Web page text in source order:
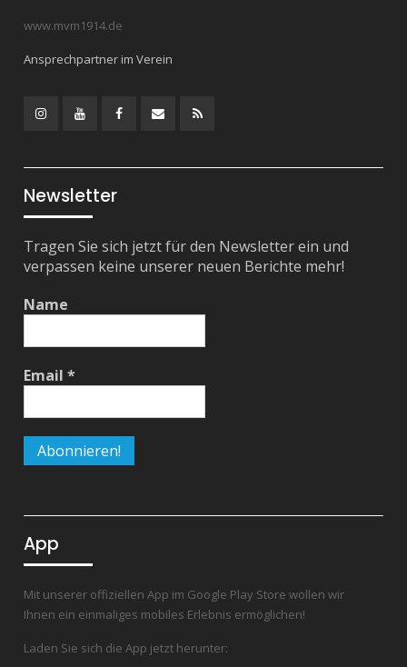
www.mvm1914.de
Ansprechpartner im Verein
Newsletter
Tragen Sie sich jetzt für den Newsletter ein und
verpassen keine unserer neuen Berichte mehr!
Name
Email*
App
Mit unserer offiziellen App im Google Play Store wollen wir
Ihnen ein einmaliges mobiles Erlebnis ermöglichen!
Laden Sie sich die App jetzt herunter: